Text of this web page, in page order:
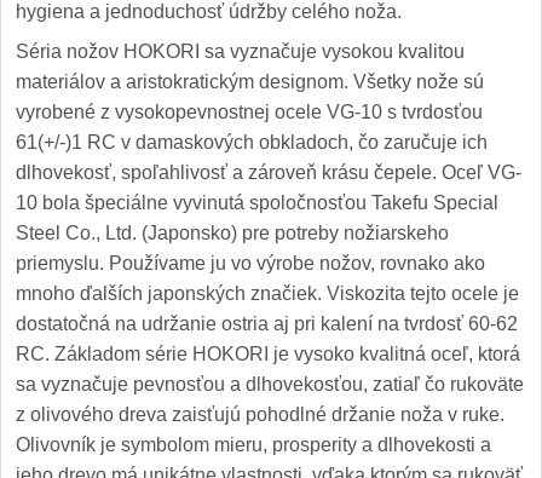
hygiena a jednoduchosť údržby celého noža.
Séria nožov HOKORI sa vyznačuje vysokou kvalitou
materiálov a aristokratickým designom. Všetky nože sú
vyrobené z vysokopevnostnej ocele VG-10 s tvrdosťou
61(+/-)1 RC v damaskových obkladoch, čo zaručuje ich
dlhovekosť, spoľahlivosť a zároveň krásu čepele. Oceľ VG-
10 bola špeciálne vyvinutá spoločnosťou Takefu Special
Steel Co., Ltd. (Japonsko) pre potreby nožiarskeho
priemyslu. Používame ju vo výrobe nožov, rovnako ako
mnoho ďalších japonských značiek. Viskozita tejto ocele je
dostatočná na udržanie ostria aj pri kalení na tvrdosť 60-62
RC. Základom série HOKORI je vysoko kvalitná oceľ, ktorá
sa vyznačuje pevnosťou a dlhovekosťou, zatiaľ čo rukoväte
z olivového dreva zaisťujú pohodlné držanie noža v ruke.
Olivovník je symbolom mieru, prosperity a dlhovekosti a